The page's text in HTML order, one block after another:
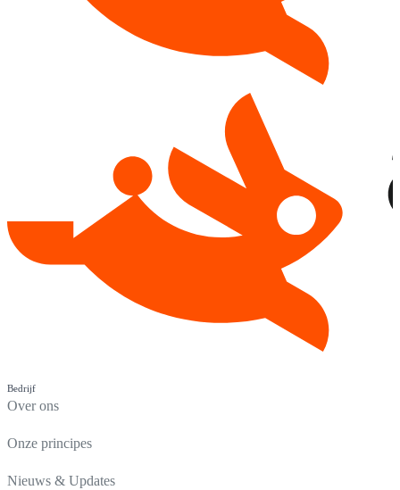
Bedrijf
Over ons
Onze principes
Nieuws & Updates